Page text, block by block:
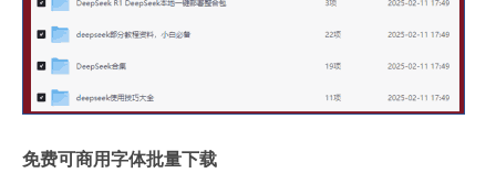
免费可商用字体批量下载